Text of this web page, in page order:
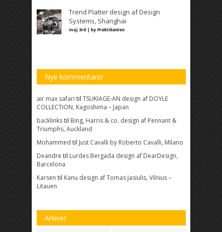
Trend Platter design af Design
Systems, Shanghai
maj 3rd | byPraktikanten
Nye kommentarer
air max safari til TSUKIAGE-AN design af DOYLE
COLLECTION, Kagoshima – Japan
backlinkstil Bing, Harris & co. design af Pennant &
Triumphs, Auckland
Mohammed til Just Cavalli by Roberto Cavalli, Milano
Deandre til Lurdes Bergada design af DearDesign,
Barcelona
Karsen til Kanu design af Tomas Jasiulis, Vilnius –
Litauen
Arkiver